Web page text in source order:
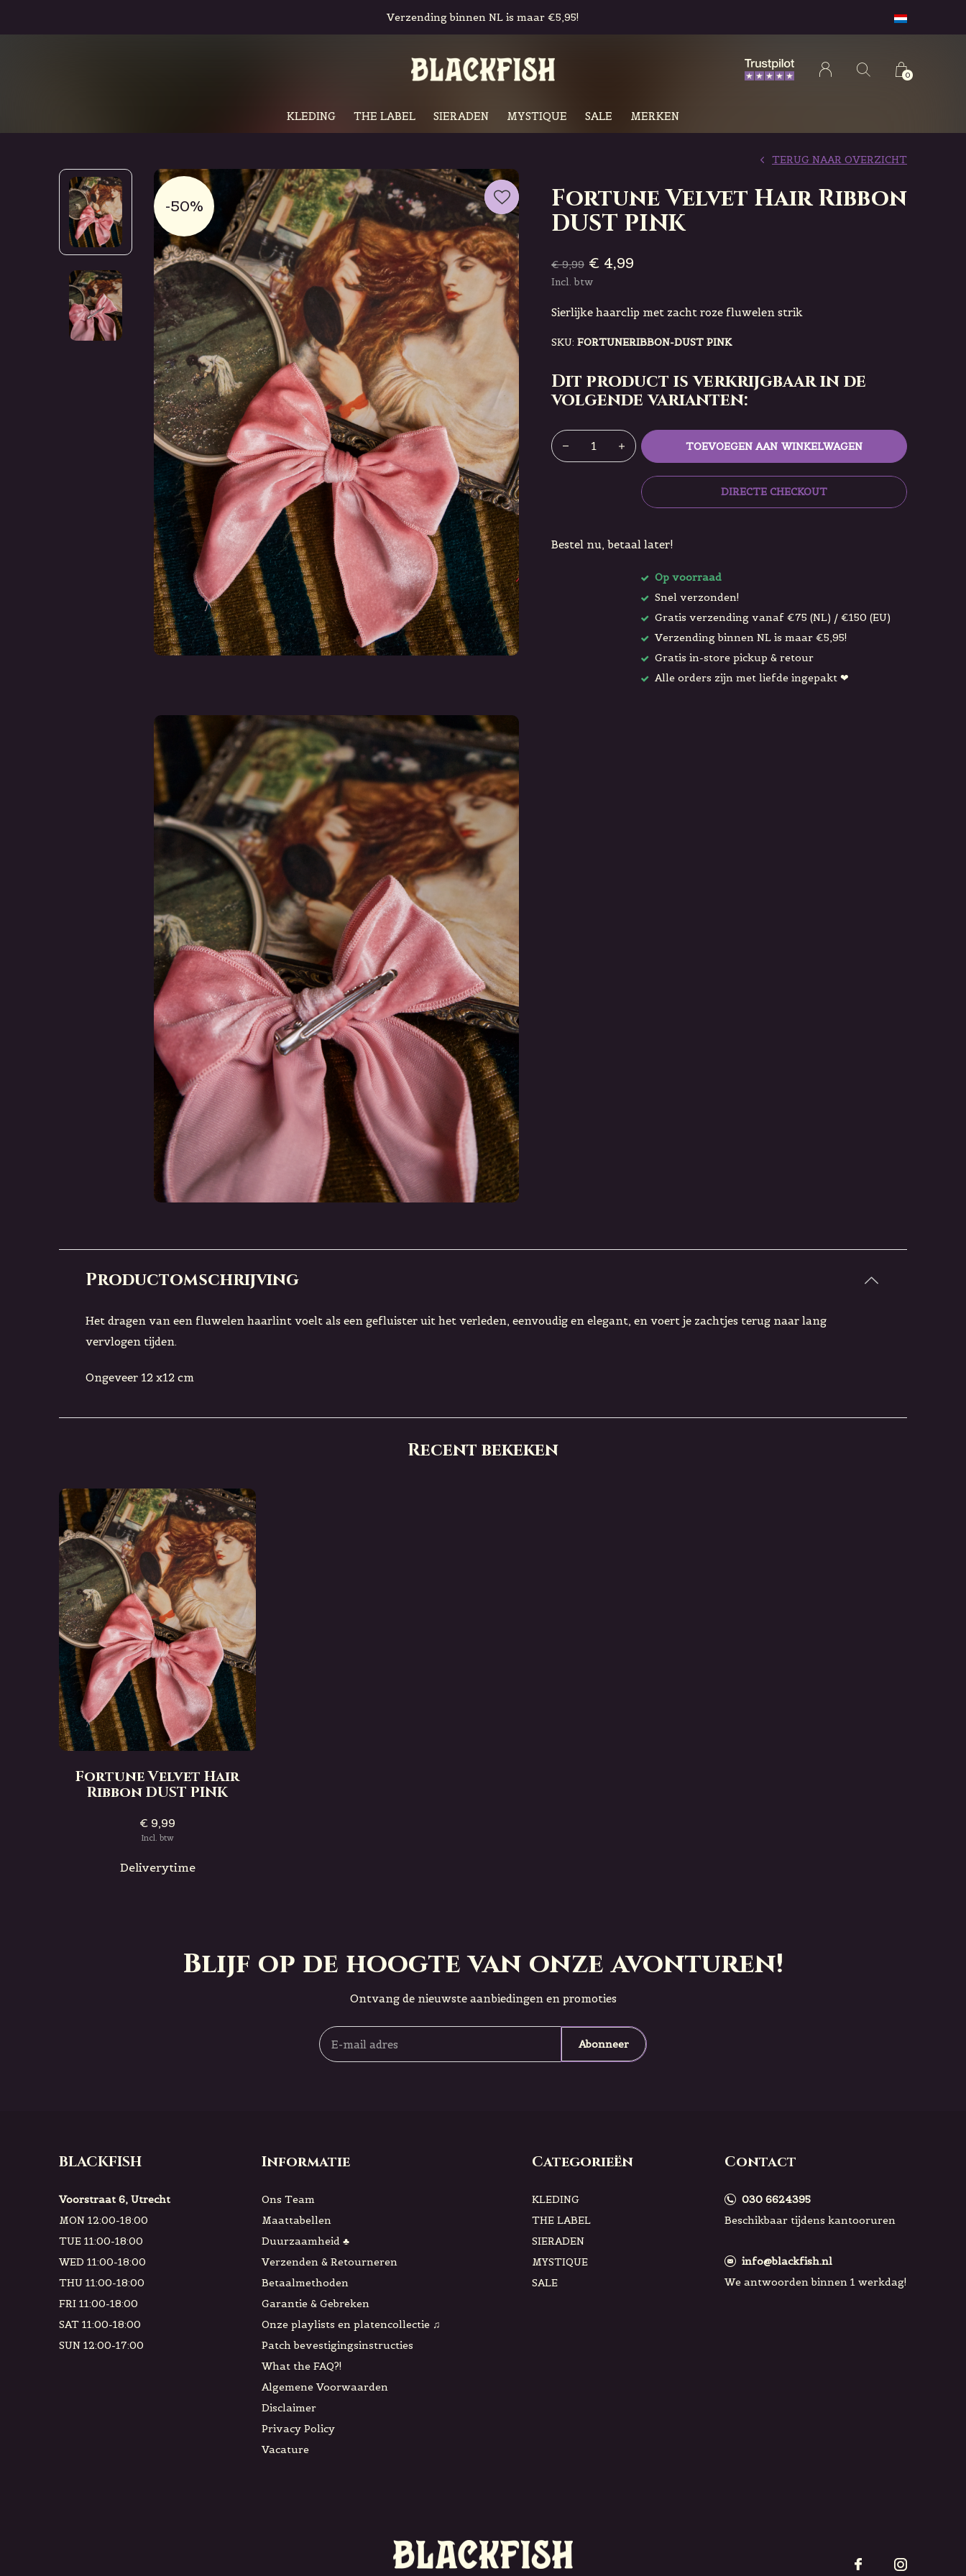
KLEDING THE LABEL SIERADEN MYSTIQUE SALE MERKEN
0
Gratis in-store pickup & retour
-50%
Fortune Velvet Hair Ribbon
DUST PINK
TERUG NAAR OVERZICHT
€ 9,99 € 4,99
Incl. btw
Sierlijke haarclip met zacht roze fluwelen strik
SKU: FORTUNERIBBON-DUST PINK
Dit product is verkrijgbaar in de
volgende varianten:
TOEVOEGEN AAN WINKELWAGEN
DIRECTE CHECKOUT
Bestel nu, betaal later!
Op voorraad
Snel verzonden!
Gratis verzending vanaf €75 (NL) / €150 (EU)
Verzending binnen NL is maar €5,95!
Gratis in-store pickup & retour
Alle orders zijn met liefde ingepakt ❤
Productomschrijving
Het dragen van een fluwelen haarlint voelt als een gefluister uit het verleden, eenvoudig en elegant, en voert je zachtjes terug naar lang
vervlogen tijden.
Ongeveer 12 x12 cm
Recent bekeken
Fortune Velvet Hair
Ribbon DUST PINK
€ 9,99
Incl. btw
Deliverytime
Blijf op de hoogte van onze avonturen!
Ontvang de nieuwste aanbiedingen en promoties
Abonneer
BLACKFISH
Voorstraat 6, Utrecht
MON 12:00-18:00
TUE 11:00-18:00
WED 11:00-18:00
THU 11:00-18:00
FRI 11:00-18:00
SAT 11:00-18:00
SUN 12:00-17:00
Informatie
Ons Team
Maattabellen
Duurzaamheid ♣
Verzenden & Retourneren
Betaalmethoden
Garantie & Gebreken
Onze playlists en platencollectie ♫
Patch bevestigingsinstructies
What the FAQ?!
Algemene Voorwaarden
Disclaimer
Privacy Policy
Vacature
Categorieën
KLEDING
THE LABEL
SIERADEN
MYSTIQUE
SALE
Contact
030 6624395
Beschikbaar tijdens kantooruren
info@blackfish.nl
We antwoorden binnen 1 werkdag!